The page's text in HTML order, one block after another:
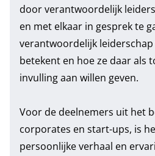
door verantwoordelijk
en met elkaar in gesprek te
verantwoordelijk
betekent en hoe ze daar als
invulling aan willen geven.
Voor de deelnemers uit het
corporates en start-ups, is
persoonlijke verhaal en